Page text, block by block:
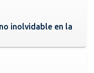
inolvidable en la